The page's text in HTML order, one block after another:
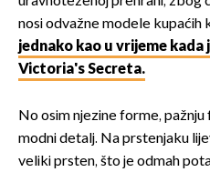
nosi odvažne modele kupaćih
jednako kao u vrijeme
Victoria's Secreta.
No osim njezine forme,
modni detalj. Na prstenjaku
veliki prsten, što je odmah